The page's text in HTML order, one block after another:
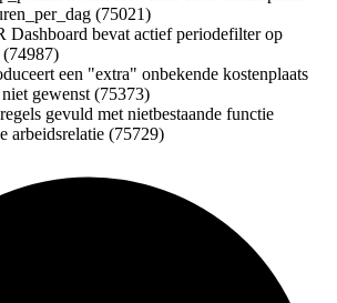
(75021)
Dashboard bevat actief periodefilter op
een "extra" onbekende kostenplaats
gewenst (75373)
gevuld met nietbestaande functie
arbeidsrelatie (75729)